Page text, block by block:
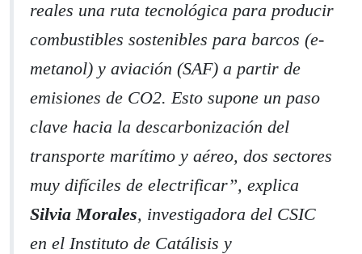
reales una ruta tecnológica para producir
combustibles sostenibles para barcos (e-
metanol) y aviación (SAF) a partir de
emisiones de CO2. Esto supone un paso
clave hacia la descarbonización del
transporte marítimo y aéreo, dos sectores
muy difíciles de electrificar”, explica
Silvia Morales, investigadora del CSIC
en el Instituto de Catálisis y